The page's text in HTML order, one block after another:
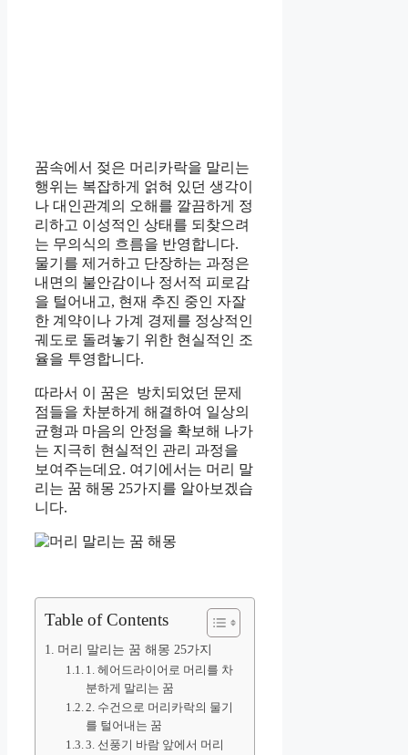
꿈속에서 젖은 머리카락을 말리는
행위는 복잡하게 얽혀 있던 생각이
나 대인관계의 오해를 깔끔하게 정
리하고 이성적인 상태를 되찾으려
는 무의식의 흐름을 반영합니다.
물기를 제거하고 단장하는 과정은
내면의 불안감이나 정서적 피로감
을 털어내고, 현재 추진 중인 자잘
한 계약이나 가계 경제를 정상적인
궤도로 돌려놓기 위한 현실적인 조
율을 투영합니다.
따라서 이 꿈은 방치되었던 문제
점들을 차분하게 해결하여 일상의
균형과 마음의 안정을 확보해 나가
는 지극히 현실적인 관리 과정을
보여주는데요. 여기에서는 머리 말
리는 꿈 해몽 25가지를 알아보겠습
니다.
Table of Contents
머리 말리는 꿈 해몽 25가지
1. 헤어드라이어로 머리를 차
분하게 말리는 꿈
2. 수건으로 머리카락의 물기
를 털어내는 꿈
3. 선풍기 바람 앞에서 머리